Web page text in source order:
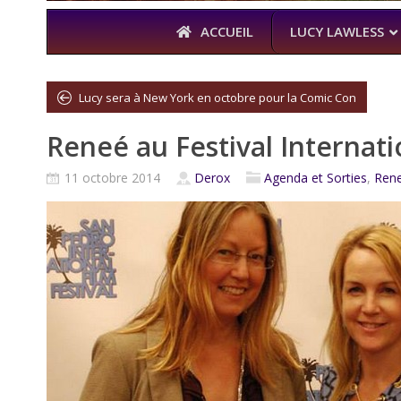
ACCUEIL LUCY LAWLESS
À
KARL URBAN
Lucy sera à New York en octobre pour la Comic Con
Reneé au Festival
11 octobre 2014 Derox Agenda et Sorties,